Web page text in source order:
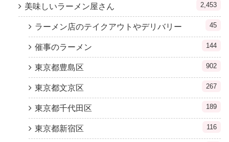
美味しいラーメン屋さん 2,453
ラーメン店のテイクアウトやデリバリー 45
催事のラーメン 144
東京都豊島区 902
東京都文京区 267
東京都千代田区 189
東京都新宿区 116